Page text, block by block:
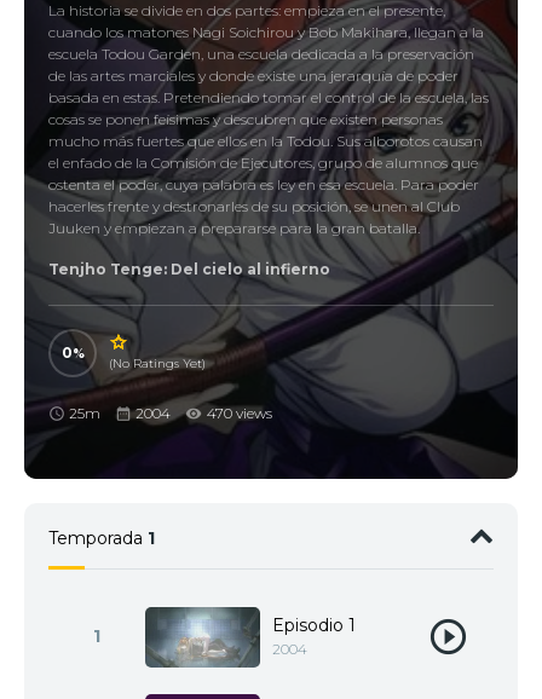
La historia se divide en dos partes: empieza en el presente,
cuando los matones Nagi Soichirou y Bob Makihara, llegan a la
escuela Todou Garden, una escuela dedicada a la preservación
de las artes marciales y donde existe una jerarquía de poder
basada en estas. Pretendiendo tomar el control de la escuela, las
cosas se ponen feísimas y descubren que existen personas
mucho más fuertes que ellos en la Todou. Sus alborotos causan
el enfado de la Comisión de Ejecutores, grupo de alumnos que
ostenta el poder, cuya palabra es ley en esa escuela. Para poder
hacerles frente y destronarles de su posición, se unen al Club
Juuken y empiezan a prepararse para la gran batalla.
Tenjho Tenge: Del cielo al infierno
0
(No Ratings Yet)
25m 2004 470 views
Temporada 1
1 Episodio 1
2004